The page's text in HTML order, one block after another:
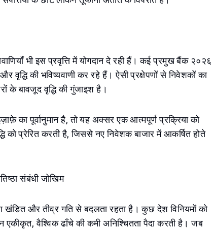
भी इस प्रवृत्ति में योगदान दे रही हैं। कई प्रमुख बैंक २०२६
वृद्धि की भविष्यवाणी कर रहे हैं। ऐसी प्रक्षेपणों से निवेशकों का
के बावजूद वृद्धि की गुंजाइश है।
का पूर्वानुमान है, तो यह अक्सर एक आत्मपूर्ण प्रक्रिया को
को प्रेरित करती है, जिससे नए निवेशक बाजार में आकर्षित होते
संबंधी जोखिम
खंडित और तीव्र गति से बदलता रहता है। कुछ देश विनियमों को
वैश्विक ढाँचे की कमी अनिश्चितता पैदा करती है। जब